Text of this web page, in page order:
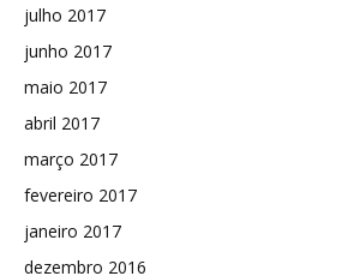
julho 2017
junho 2017
maio 2017
abril 2017
março 2017
fevereiro 2017
janeiro 2017
dezembro 2016